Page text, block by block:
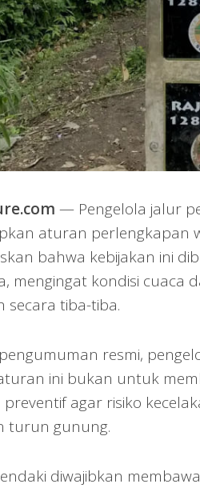
— Pengelola jalur
aturan perlengkapan
bahwa kebijakan ini
mengingat kondisi cuaca
secara tiba-tiba.
resmi,
ini bukan untuk
preventif agar risiko
turun gunung.
diwajibkan